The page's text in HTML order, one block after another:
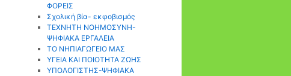
ΦΟΡΕΙΣ
Σχολική βία- εκφοβισμός
ΤΕΧΝΗΤΗ ΝΟΗΜΟΣΥΝΗ-
ΨΗΦΙΑΚΑ ΕΡΓΑΛΕΙΑ
ΤΟ ΝΗΠΙΑΓΩΓΕΙΟ ΜΑΣ
ΥΓΕΙΑ ΚΑΙ ΠΟΙΟΤΗΤΑ ΖΩΗΣ
ΥΠΟΛΟΓΙΣΤΗΣ-ΨΗΦΙΑΚΑ